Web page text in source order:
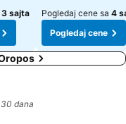
3 sajta
Pogledaj cene sa 4
Pogledaj cene
dana